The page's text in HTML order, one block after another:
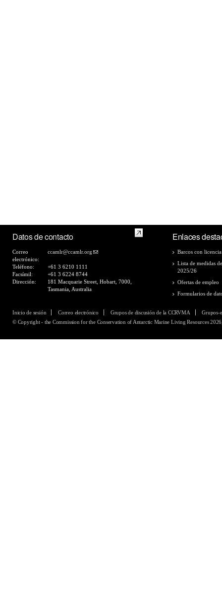
Datos de contacto
Correo
electrónico:
ccamlr@ccamlr.org
Teléfono:
+61 3 6210 1111
Facsímil:
+61 3 6224 8744
Dirección:
181 Macquarie Street, Hobart, 7000,
Tasmania, Australia
Enlaces
Barcos con
Lista de medidas
2025/26
Ofertas de empleo
Formularios de
Inicio de sesión Correo electrónico Grupos de discusión de la CCRVMA
Grupos-
© Copyright - the Commission for the Conservation of Antarctic Marine Living Resources